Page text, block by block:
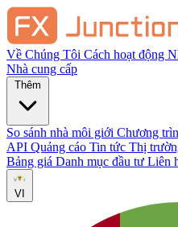
Về Chúng Tôi Cách hoạt động
Nhà cung cấp
So sánh nhà môi giới Chương
API Quảng cáo Tin tức Thị
Bảng giá Danh mục đầu tư Liên
VI